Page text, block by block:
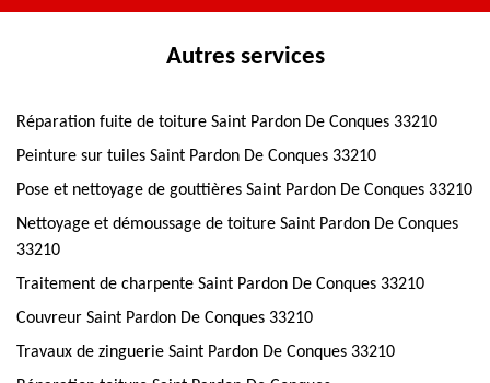
Autres services
Réparation fuite de toiture Saint Pardon De Conques 33210
Peinture sur tuiles Saint Pardon De Conques 33210
Pose et nettoyage de gouttières Saint Pardon De Conques 33210
Nettoyage et démoussage de toiture Saint Pardon De Conques
33210
Traitement de charpente Saint Pardon De Conques 33210
Couvreur Saint Pardon De Conques 33210
Travaux de zinguerie Saint Pardon De Conques 33210